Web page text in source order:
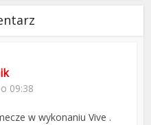
09:38
w wykonaniu Vive .